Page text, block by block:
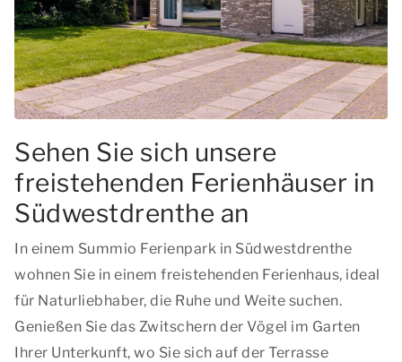
Sehen Sie sich unsere
freistehenden Ferienhäuser in
Südwestdrenthe an
In einem Summio Ferienpark in Südwestdrenthe
wohnen Sie in einem freistehenden Ferienhaus, ideal
für Naturliebhaber, die Ruhe und Weite suchen.
Genießen Sie das Zwitschern der Vögel im Garten
Ihrer Unterkunft, wo Sie sich auf der Terrasse